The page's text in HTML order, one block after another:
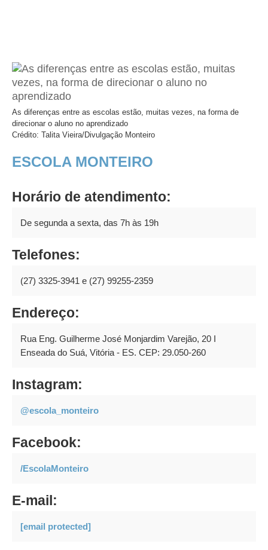
As diferenças entre as escolas estão, muitas vezes, na forma de
direcionar o aluno no aprendizado
Crédito: Talita Vieira/Divulgação Monteiro
ESCOLA MONTEIRO
Horário de atendimento:
De segunda a sexta, das 7h às 19h
Telefones:
(27) 3325-3941 e (27) 99255-2359
Endereço:
Rua Eng. Guilherme José Monjardim Varejão, 20 I
Enseada do Suá, Vitória - ES. CEP: 29.050-260
Instagram:
@escola_monteiro
Facebook:
/EscolaMonteiro
E-mail:
[email protected]